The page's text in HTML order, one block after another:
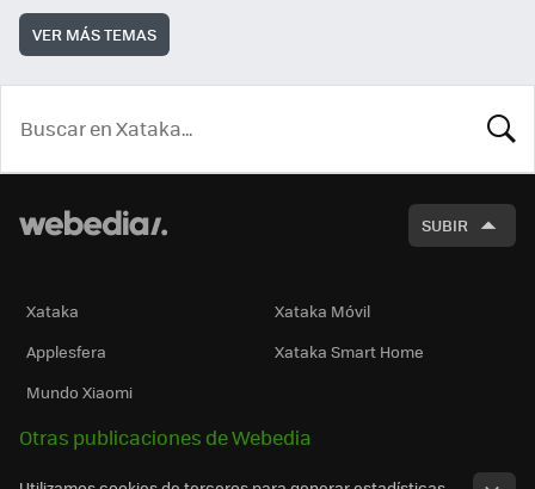
VER MÁS TEMAS
SUBIR
Xataka
Xataka Móvil
Applesfera
Xataka Smart Home
Mundo Xiaomi
Otras publicaciones de Webedia